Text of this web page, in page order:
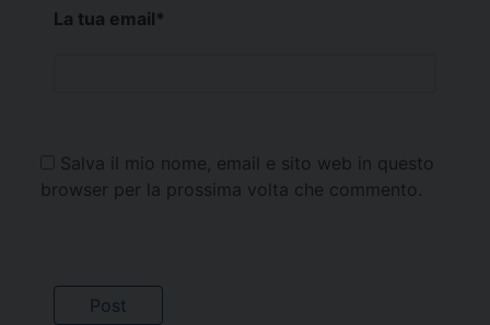
La tua email*
Salva il mio nome, email e sito web in questo
browser per la prossima volta che commento.